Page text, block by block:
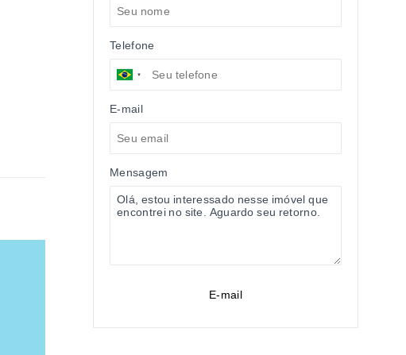
Telefone
E-mail
Mensagem
E-mail